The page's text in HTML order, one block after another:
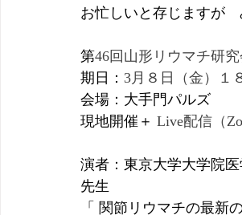
お忙しいと存じますが
第46回山形リウマチ研
期日： 3月８日（金）１
会場：大手門パルズ
現地開催＋ Live配信（
演者：東京大学大学院
先生
「 関節リウマチの最新